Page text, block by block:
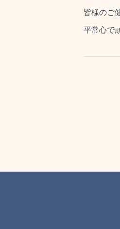
皆様のご
平常心で